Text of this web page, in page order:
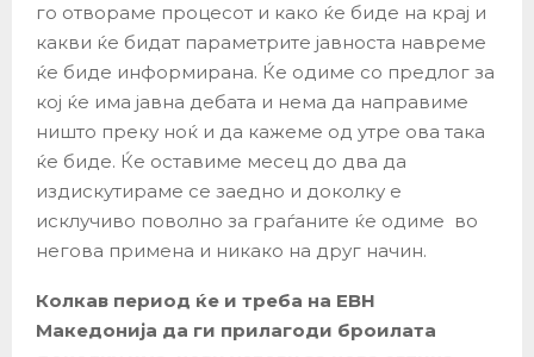
го отвораме процесот и како ќе биде на крај и
какви ќе бидат параметрите јавноста навреме
ќе биде информирана. Ќе одиме со предлог за
кој ќе има јавна дебата и нема да направиме
ништо преку ноќ и да кажеме од утре ова така
ќе биде. Ќе оставиме месец до два да
издискутираме се заедно и доколку е
исклучиво поволно за граѓаните ќе одиме во
негова примена и никако на друг начин.
Колкав период ќе и треба на ЕВН
Македонија да ги прилагоди броилата